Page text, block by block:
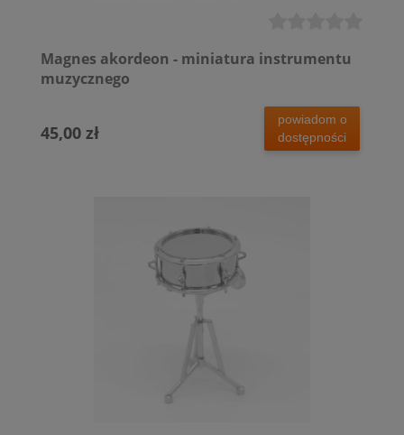
Magnes akordeon - miniatura instrumentu
muzycznego
45,00 zł
powiadom o
dostępności